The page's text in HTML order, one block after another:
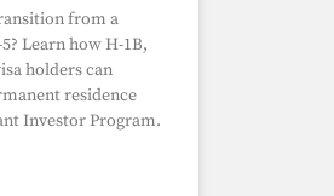
from a
Learn how H-1B,
holders can
residence
Investor Program.